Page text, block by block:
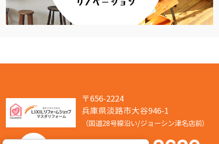
〒656-2224
兵庫県淡路市大谷946-1
（国道28号線沿い/ジョーシン津名店前）